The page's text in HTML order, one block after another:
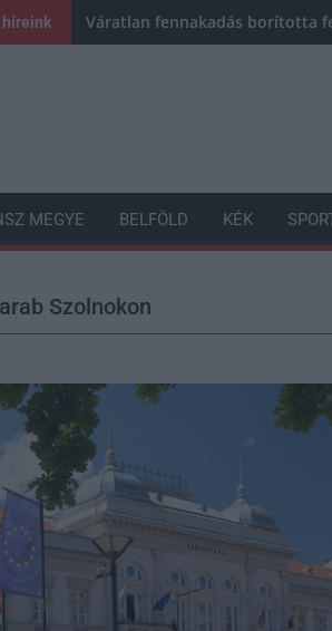
Váratlan fennakadás borította
MEGYE BELFÖLD KÉK
Szolnokon